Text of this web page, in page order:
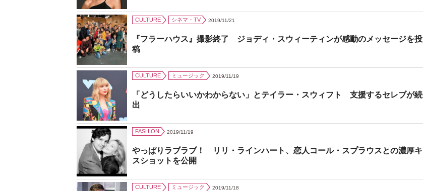
CULTURE シネマ・TV 2019/11/21
『フラーハウス』撮影終了 ジョディ・スウィーティンが感動のメッセージを投
稿
CULTURE ミュージック 2019/11/19
「どうしたらいいかわからない」とテイラー・スウィフト 支援するセレブが続
出
FASHION 2019/11/19
やっぱりラブラブ！ リリ・ラインハート、恋人コール・スプラウスとの濃厚キ
スショットを公開
CULTURE ミュージック 2019/11/18